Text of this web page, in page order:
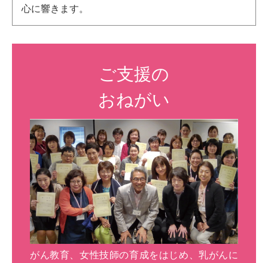
心に響きます。
ご支援の
おねがい
がん教育、女性技師の育成をはじめ、乳がんに